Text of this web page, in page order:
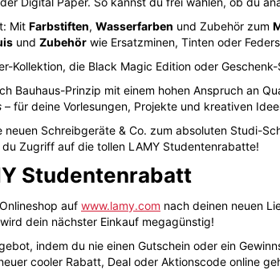
Mit Farbstiften, Wasserfarben und Zubehör zum
und Zubehör wie Ersatzminen, Tinten oder
Kollektion, die Black Magic Edition oder
Bauhaus-Prinzip mit einem hohen Anspruch an
– für deine Vorlesungen, Projekte und kreativen
Schreibgeräte & Co. zum absoluten Studi-
Zugriff auf die tollen LAMY Studentenrabatte!
Studentenrabatt
auf www.lamy.com nach deinen neuen
dein nächster Einkauf megagünstig!
indem du nie einen Gutschein oder ein
cooler Rabatt, Deal oder Aktionscode online